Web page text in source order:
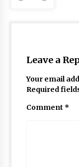
Leave a
Your email
Required
Comment *